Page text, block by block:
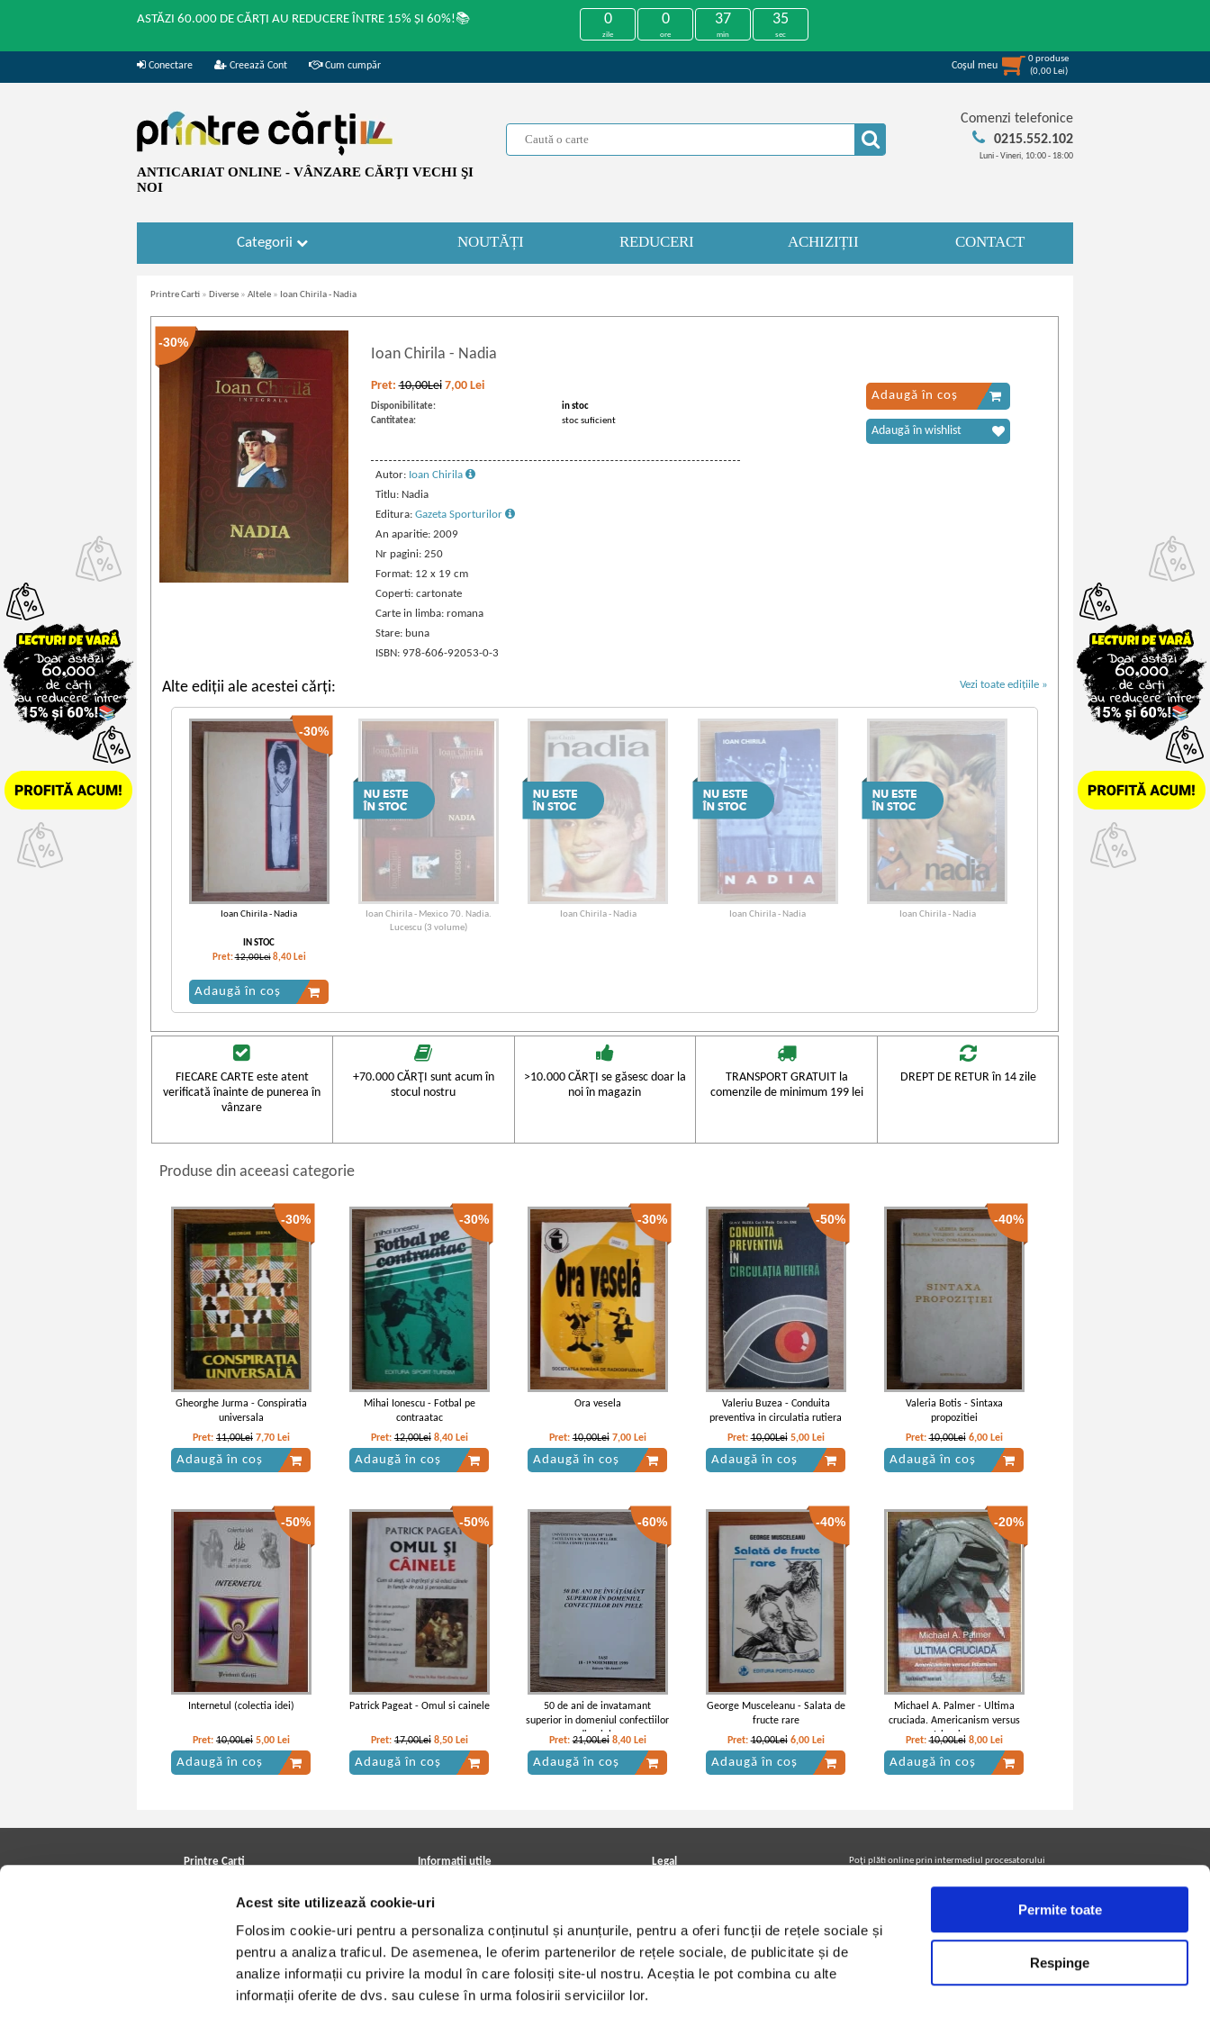
Acest site utilizează cookie-uri
Folosim cookie-uri pentru a personaliza conținutul și anunțurile, pentru a oferi funcții de rețele sociale și
pentru a analiza traficul. De asemenea, le oferim partenerilor de rețele sociale, de publicitate și de
analize informații cu privire la modul în care folosiți site-ul nostru. Aceștia le pot combina cu alte
informații oferite de dvs. sau culese în urma folosirii serviciilor lor.
Permite toate
Respinge
ASTĂZI 60.000 DE CĂRȚI AU REDUCERE ÎNTRE 15% ȘI 60%!📚 0
zile
0
ore
37
min
35
sec
Conectare Creează Cont Cum cumpăr Coşul meu
0produse
(0,00 Lei)
ANTICARIAT ONLINE - VÂNZARE CĂRŢI VECHI ŞI
NOI
Comenzi telefonice
0215.552.102
Luni - Vineri, 10:00 - 18:00
Categorii NOUTĂȚI REDUCERI ACHIZIȚII CONTACT
Printre Carti » Diverse » Altele » Ioan Chirila - Nadia
-30%
Ioan Chirila - Nadia
Pret:10,00Lei 7,00 Lei
Disponibilitate:
in stoc
Cantitatea:
stoc suficient
Autor: Ioan Chirila
Titlu: Nadia
Editura: Gazeta Sporturilor
An aparitie: 2009
Nr pagini: 250
Format: 12 x 19 cm
Coperti: cartonate
Carte in limba: romana
Stare: buna
ISBN: 978-606-92053-0-3
Adaugă în coș
Adaugă în wishlist
Alte ediții ale acestei cărți: Vezi toate edițiile »
-30%
Ioan Chirila - Nadia
IN STOC
Pret:12,00Lei 8,40 Lei
Adaugă în coș
Ioan Chirila - Mexico 70. Nadia.
Lucescu (3 volume)
Ioan Chirila - Nadia Ioan Chirila - Nadia Ioan Chirila - Nadia
FIECARE CARTE este atent
verificată înainte de punerea în
vânzare
+70.000 CĂRŢI sunt acum în
stocul nostru
>10.000 CĂRŢI se găsesc doar la
noi în magazin
TRANSPORT GRATUIT la
comenzile de minimum 199 lei
DREPT DE RETUR în 14 zile
Produse din aceeasi categorie
-30%
Gheorghe Jurma - Conspiratia
universala
Pret: 11,00Lei 7,70 Lei
Adaugă în coș
-30%
Mihai Ionescu - Fotbal pe
contraatac
Pret:12,00Lei 8,40 Lei
Adaugă în coș
-30%
Ora vesela
Pret:10,00Lei 7,00 Lei
Adaugă în coș
-50%
Valeriu Buzea - Conduita
preventiva in circulatia rutiera
Pret:10,00Lei 5,00 Lei
Adaugă în coș
-40%
Valeria Botis - Sintaxa
propozitiei
Pret:10,00Lei 6,00 Lei
Adaugă în coș
-50%
Internetul (colectia idei)
Pret: 10,00Lei 5,00 Lei
Adaugă în coș
-50%
Patrick Pageat - Omul si cainele
Pret:17,00Lei 8,50 Lei
Adaugă în coș
-60%
50 de ani de invatamant
superior in domeniul confectiilor
din piele
Pret:21,00Lei 8,40 Lei
Adaugă în coș
-40%
George Musceleanu - Salata de
fructe rare
Pret:10,00Lei 6,00 Lei
Adaugă în coș
-20%
Michael A. Palmer - Ultima
cruciada. Americanism versus
Islamism
Pret:10,00Lei 8,00 Lei
Adaugă în coș
Printre Carti
Cele mai căutate cărți
Blog Printre Carti
Cărţi sub 5 lei
Cărţi sub 8 lei
Informatii utile
Achizitii viniluri, casete, CD/DVD
Cum cumpar?
Politica de livrare
Retur comenzi
Angajari - Cariere
Legal
Termeni si conditii
Utilizare cookie-uri
Poţi plăti online prin intermediul procesatorului
Urmăreşte-ne pe facebook pentru a fi la curent cu